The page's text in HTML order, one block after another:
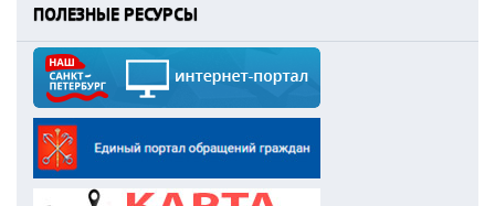
ПОЛЕЗНЫЕ РЕСУРСЫ